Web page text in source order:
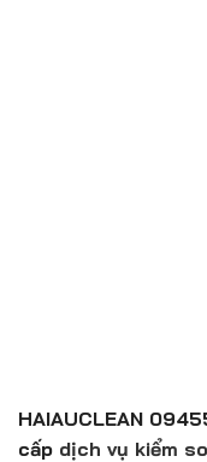
HAIAUCLEAN
cấp dịch vụ kiểm